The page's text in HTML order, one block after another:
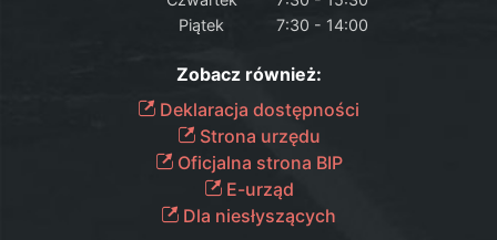
Piątek
7:30 - 14:00
Zobacz również:
Deklaracja dostępności
Strona urzędu
Oficjalna strona BIP
E-urząd
Dla niesłyszących